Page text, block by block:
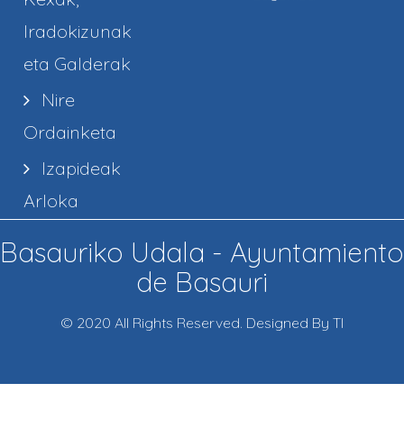
Iradokizunak
eta Galderak
Nire
Ordainketa
Izapideak
Arloka
Basauriko Udala - Ayuntamiento
de Basauri
© 2020 All Rights Reserved. Designed By TI